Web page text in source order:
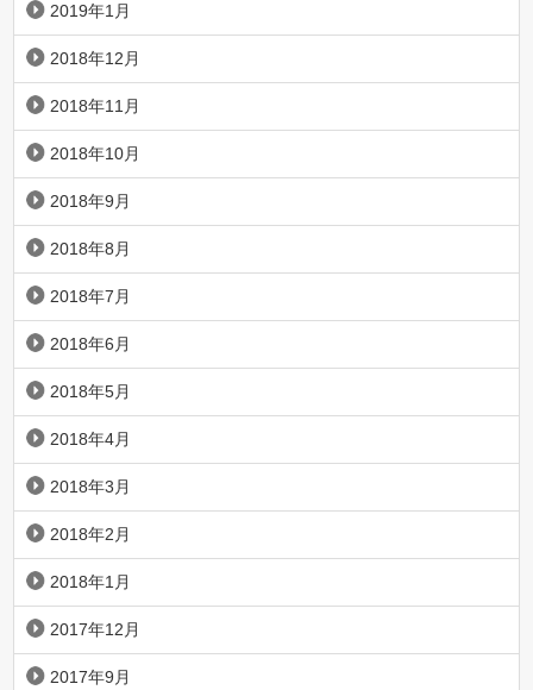
2019年1月
2018年12月
2018年11月
2018年10月
2018年9月
2018年8月
2018年7月
2018年6月
2018年5月
2018年4月
2018年3月
2018年2月
2018年1月
2017年12月
2017年9月